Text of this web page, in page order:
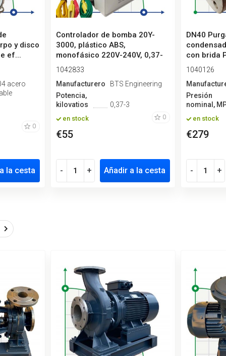
y disco
ef...
acero
0
la cesta
Controlador de bomba 20Y-
3000, plástico ABS,
monofásico 220V-240V, 0,37-
3kW
1042833
Manufacturero
BTS Engineering
Potencia,
kilovatios
0,37-3
en stock 0
€55
- + Añadir a la cesta
DN40
con brida
1040126
Presión
nominal,
en stock
€279
- +